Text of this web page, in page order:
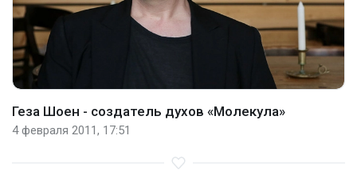
Геза Шоен - создатель духов «Молекула»
4 февраля 2011, 17:51